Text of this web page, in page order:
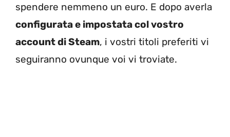
spendere nemmeno un euro. E dopo averla
configurata e impostata col vostro
account di Steam, i vostri titoli preferiti vi
seguiranno ovunque voi vi troviate.